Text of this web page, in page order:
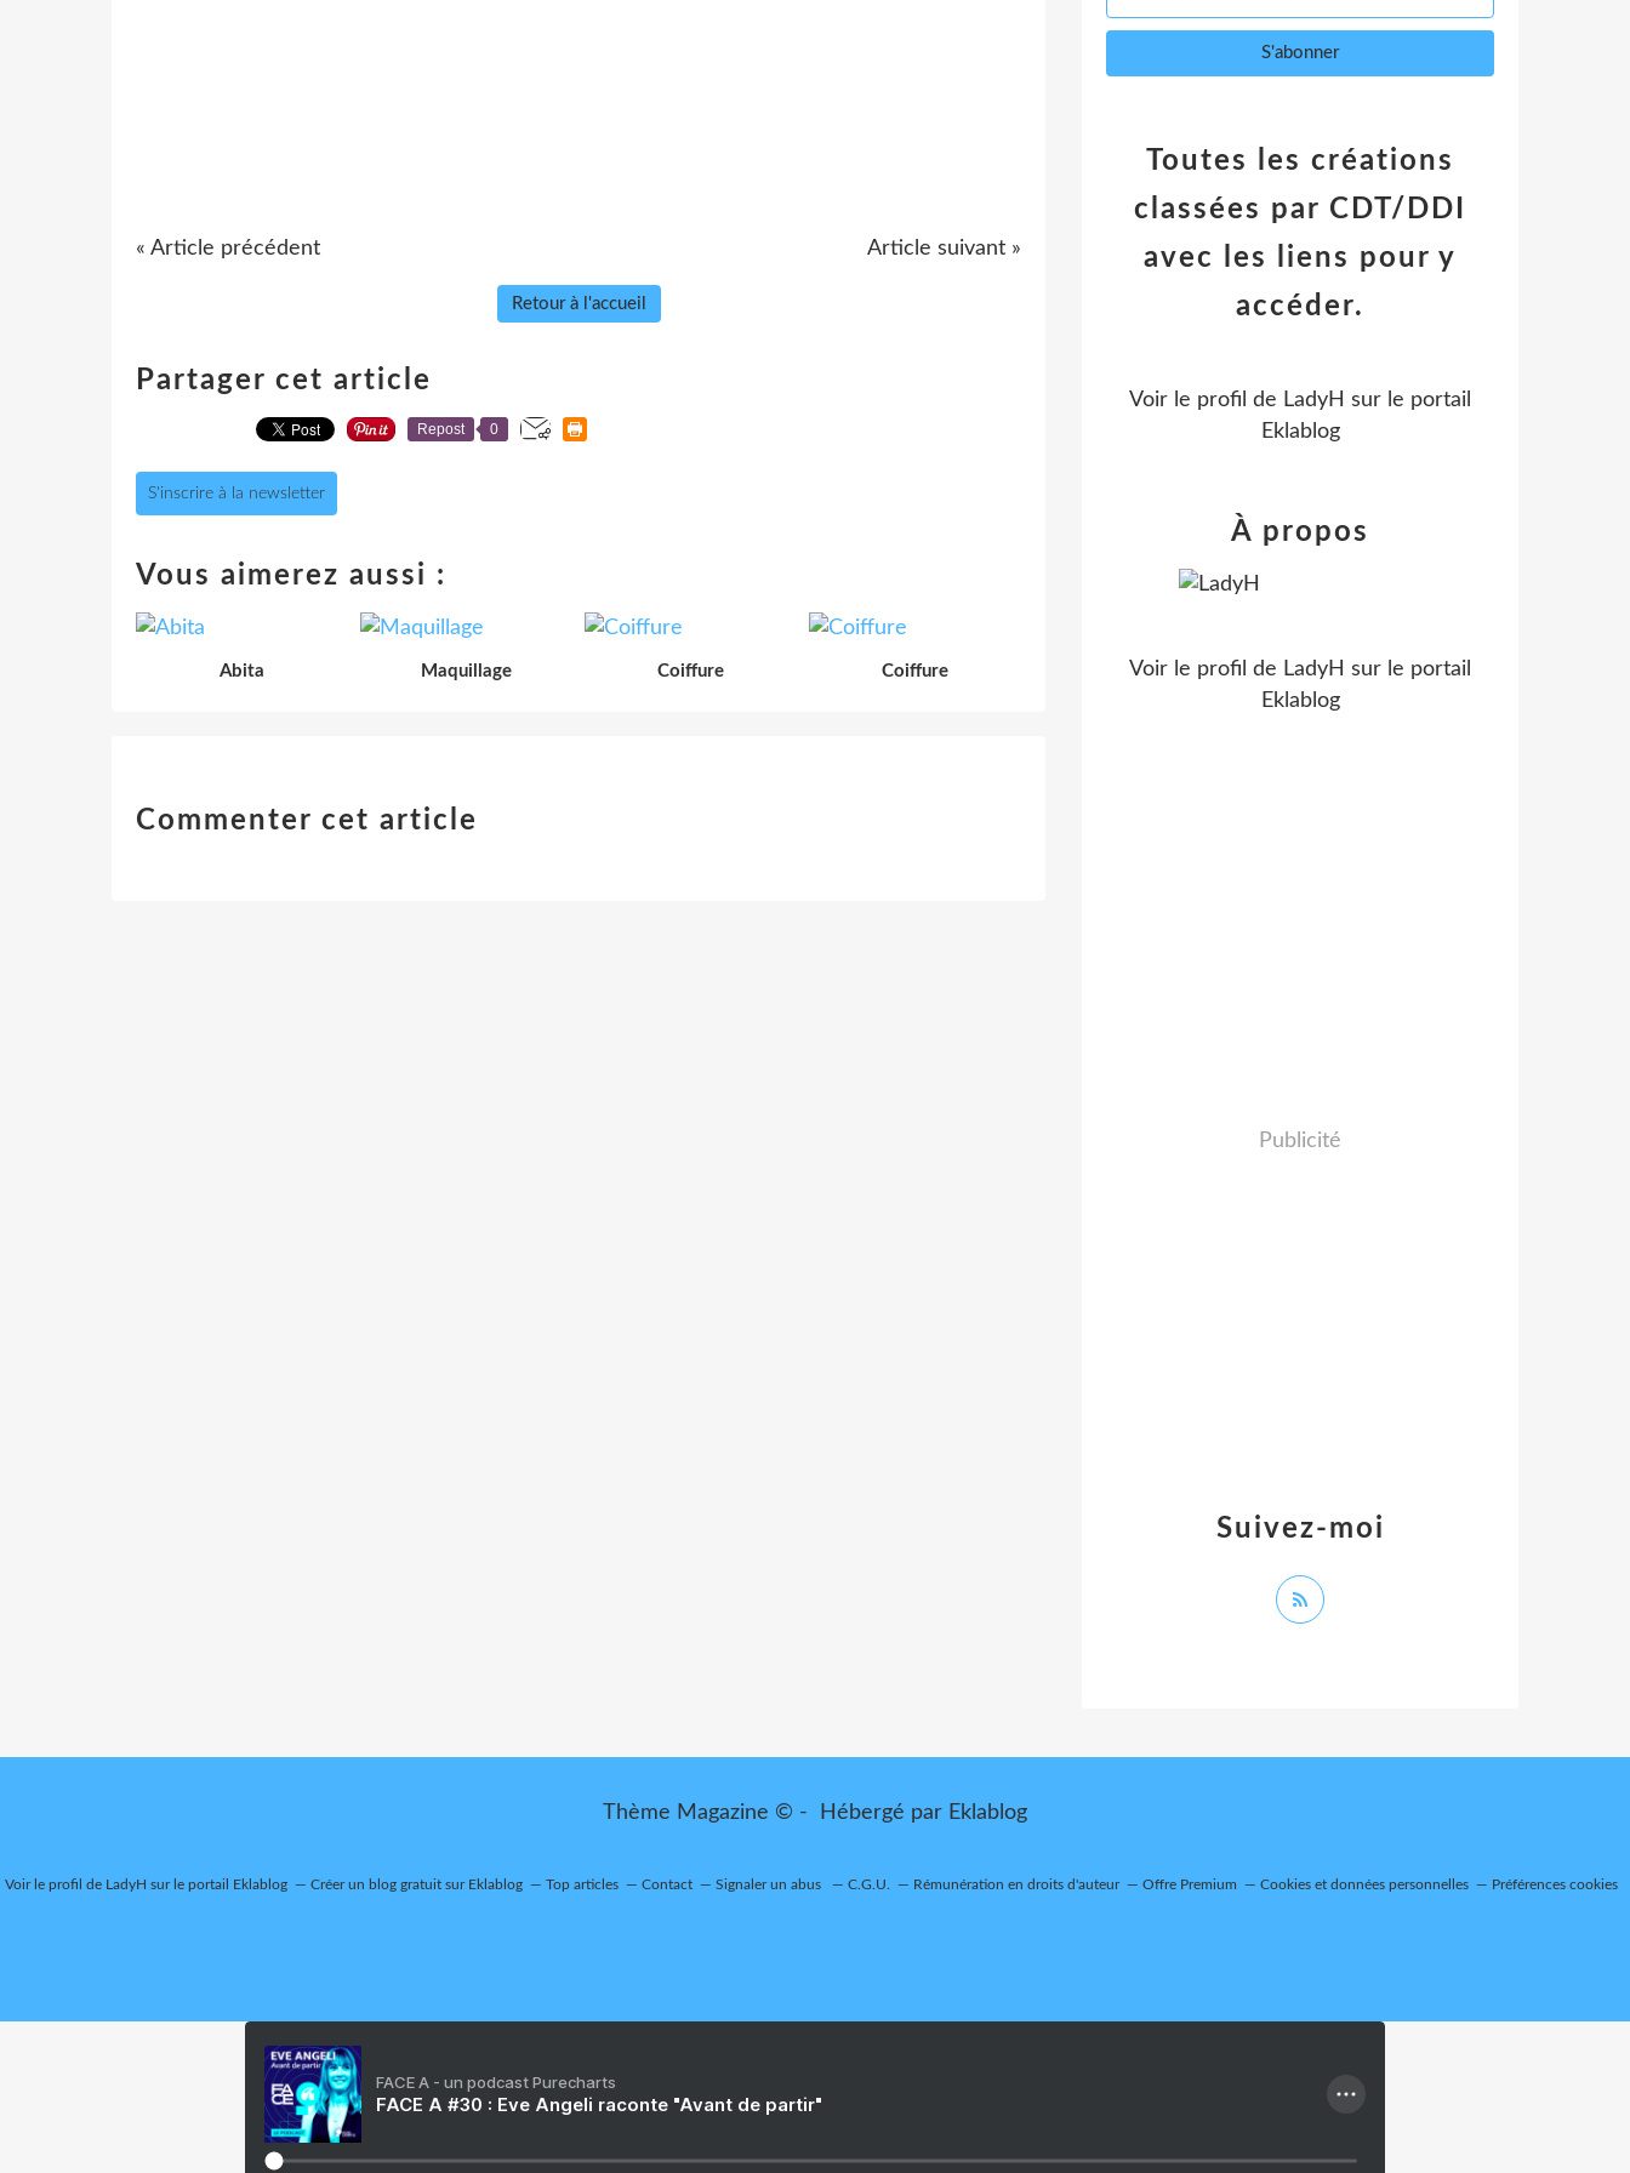
« Article précédent Article suivant »
Retour à l'accueil
Partager cet article
Repost 0
S'inscrire à la newsletter
Vous aimerez aussi :
Abita Maquillage Coiffure Coiffure
Commenter cet article
Toutes les créations
classées par CDT/DDI
avec les liens pour y
accéder.
Voir le profil de LadyH sur le portail
Eklablog
Suivez-moi
À propos
Voir le profil de LadyH sur le portail
Eklablog
Publicité
Thème Magazine © - Hébergé par Eklablog
Voir le profil de LadyH sur le portail Eklablog Créer un blog gratuit sur Eklablog Top articles Contact Signaler un abus C.G.U. Rémunération en droits d'auteur Offre Premium Cookies et données personnelles Préférences cookies
FACE A - un podcast Purecharts
FACE A #30 : Eve Angeli raconte "Avant de partir"